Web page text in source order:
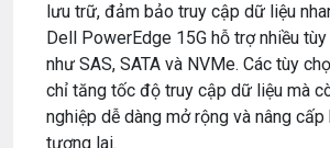
lưu trữ, đảm bảo truy cập dữ liệu
Dell PowerEdge 15G hỗ trợ nhiều
như SAS, SATA và NVMe. Các tùy
chỉ tăng tốc độ truy cập dữ liệu mà
nghiệp dễ dàng mở rộng và nâng
tương lai.